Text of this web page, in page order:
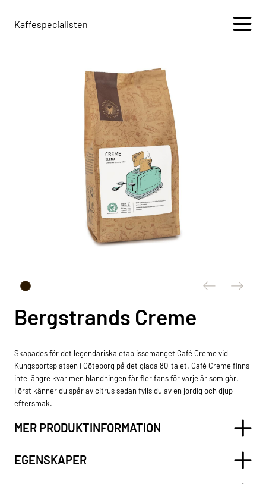
Kaffespecialisten
+
Bergstrands Creme
Skapades för det legendariska etablissemanget Café Creme vid
Kungsportsplatsen i Göteborg på det glada 80-talet. Café Creme finns
inte längre kvar men blandningen får fler fans för varje år som går.
Först känner du spår av citrus sedan fylls du av en jordig och djup
eftersmak.
MER PRODUKTINFORMATION
EGENSKAPER